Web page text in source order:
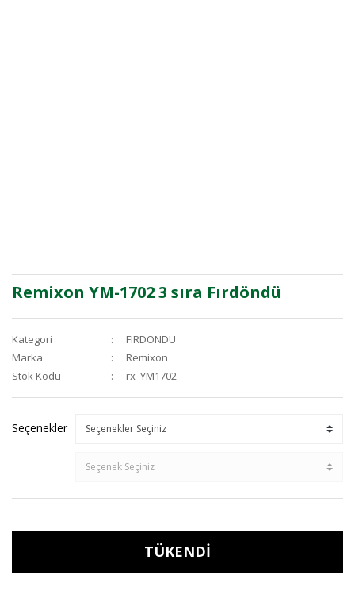
Remixon YM-1702 3 sıra Fırdöndü
Kategori
FIRDÖNDÜ
Marka
Remixon
Stok Kodu
rx_YM1702
Seçenekler
TÜKENDİ